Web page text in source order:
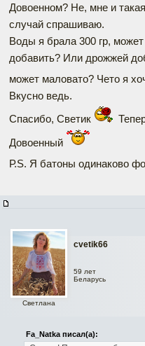
Довоенном? Не, мне и
случай спрашиваю.
Воды я брала 300 гр,
добавить? Или дрожжей
может маловато? Чето я
Вкусно ведь.
Спасибо, Светик
Довоенный
Р.S. Я батоны одинаково
cvetik66
Светлана
59 лет
Беларусь
Fa_Natka писал(а):